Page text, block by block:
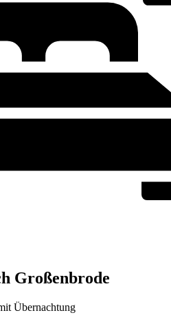
Großenbrode
Übernachtung